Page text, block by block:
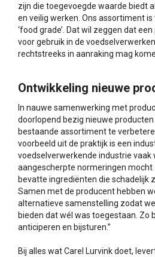
zijn die toegevoegde waarde biedt
en veilig werken. Ons assortiment
‘food grade’. Dat wil zeggen dat
voor gebruik in de
rechtstreeks in aanraking mag
Ontwikkeling nieuwe
In nauwe samenwerking met
doorlopend bezig nieuwe
bestaande assortiment te
voorbeeld uit de praktijk is een
voedselverwerkende industrie vaak
aangescherpte normeringen mocht
bevatte ingrediënten die schadelijk
Samen met de producent hebben
alternatieve samenstelling zodat
bieden dat wél was toegestaan. Zo
anticiperen en bijsturen.”
Bij alles wat Carel Lurvink doet,